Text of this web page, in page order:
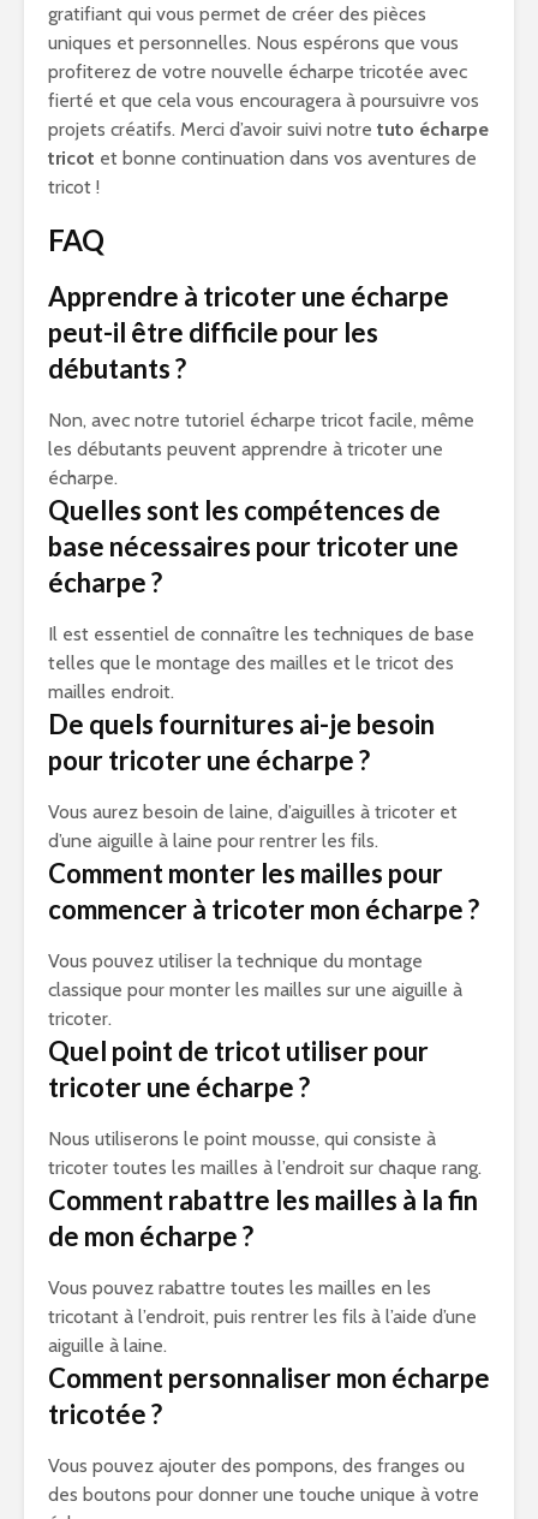
gratifiant qui vous permet de créer des pièces
uniques et personnelles. Nous espérons que vous
profiterez de votre nouvelle écharpe tricotée avec
fierté et que cela vous encouragera à poursuivre vos
projets créatifs. Merci d’avoir suivi notre tuto écharpe
tricot et bonne continuation dans vos aventures de
tricot !
FAQ
Apprendre à tricoter une écharpe
peut-il être difficile pour les
débutants ?
Non, avec notre tutoriel écharpe tricot facile, même
les débutants peuvent apprendre à tricoter une
écharpe.
Quelles sont les compétences de
base nécessaires pour tricoter une
écharpe ?
Il est essentiel de connaître les techniques de base
telles que le montage des mailles et le tricot des
mailles endroit.
De quels fournitures ai-je besoin
pour tricoter une écharpe ?
Vous aurez besoin de laine, d’aiguilles à tricoter et
d’une aiguille à laine pour rentrer les fils.
Comment monter les mailles pour
commencer à tricoter mon écharpe ?
Vous pouvez utiliser la technique du montage
classique pour monter les mailles sur une aiguille à
tricoter.
Quel point de tricot utiliser pour
tricoter une écharpe ?
Nous utiliserons le point mousse, qui consiste à
tricoter toutes les mailles à l’endroit sur chaque rang.
Comment rabattre les mailles à la fin
de mon écharpe ?
Vous pouvez rabattre toutes les mailles en les
tricotant à l’endroit, puis rentrer les fils à l’aide d’une
aiguille à laine.
Comment personnaliser mon écharpe
tricotée ?
Vous pouvez ajouter des pompons, des franges ou
des boutons pour donner une touche unique à votre